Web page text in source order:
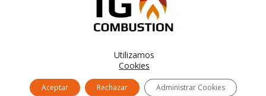
Pérdidas Económicas.
Utilizamos
Cookies
Aceptar Rechazar Administrar Cookies